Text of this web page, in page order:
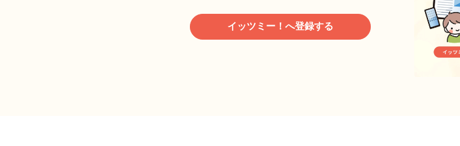
イッツミー！へ登録する